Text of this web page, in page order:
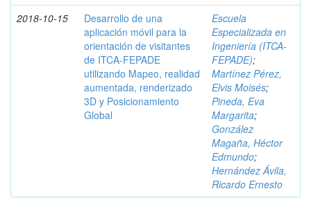
2018-10-15
Desarrollo de una
aplicación móvil para la
orientación de visitantes
de ITCA-FEPADE
utilizando Mapeo, realidad
aumentada, renderizado
3D y Posicionamiento
Global
Escuela
Especializada en
Ingeniería (ITCA-
FEPADE);
Martínez Pérez,
Elvis Moisés;
Pineda, Eva
Margarita;
González
Magaña, Héctor
Edmundo;
Hernández Ávila,
Ricardo Ernesto